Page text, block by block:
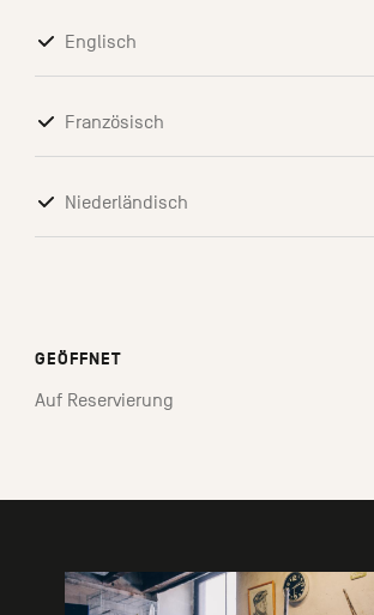
Englisch
Französisch
Niederländisch
GEÖFFNET
Auf Reservierung
Galerie